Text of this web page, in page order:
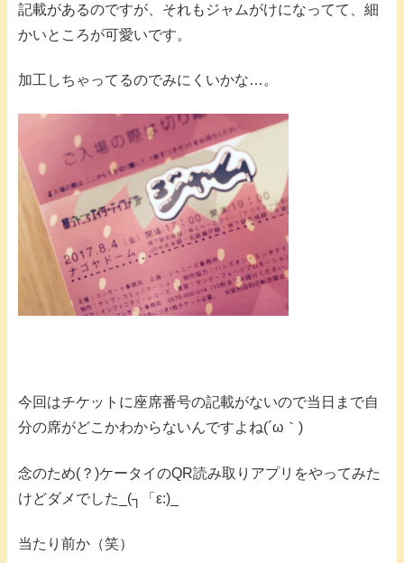
記載があるのですが、それもジャムがけになってて、細
かいところが可愛いです。
加工しちゃってるのでみにくいかな…。
今回はチケットに座席番号の記載がないので当日まで自
分の席がどこかわからないんですよね(´ω｀)
念のため(？)ケータイのQR読み取りアプリをやってみた
けどダメでした_(┐「ε:)_
当たり前か（笑）